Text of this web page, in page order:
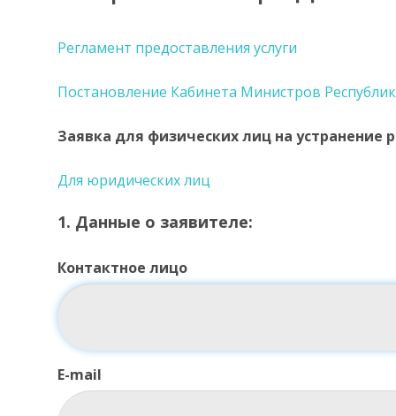
Регламент предоставления услуги
Постановление Кабинета Министров
Заявка для физических лиц на устранение
Для юридических лиц
1. Данные о заявителе:
Контактное лицо
E-mail